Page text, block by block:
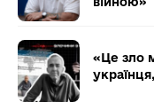
«Це зло